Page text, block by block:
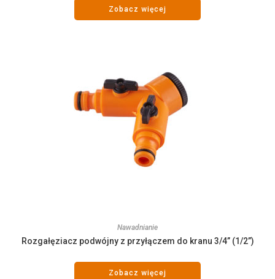
Zobacz więcej
Nawadnianie
Rozgałęziacz podwójny z przyłączem do kranu 3/4” (1/2”)
Zobacz więcej